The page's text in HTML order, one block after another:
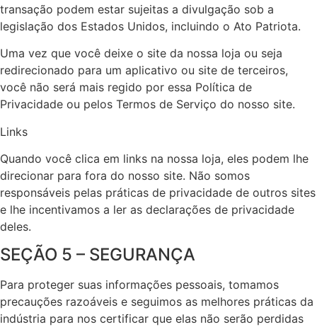
transação podem estar sujeitas a divulgação sob a
legislação dos Estados Unidos, incluindo o Ato Patriota.
Uma vez que você deixe o site da nossa loja ou seja
redirecionado para um aplicativo ou site de terceiros,
você não será mais regido por essa Política de
Privacidade ou pelos Termos de Serviço do nosso site.
Links
Quando você clica em links na nossa loja, eles podem lhe
direcionar para fora do nosso site. Não somos
responsáveis pelas práticas de privacidade de outros sites
e lhe incentivamos a ler as declarações de privacidade
deles.
SEÇÃO 5 – SEGURANÇA
Para proteger suas informações pessoais, tomamos
precauções razoáveis e seguimos as melhores práticas da
indústria para nos certificar que elas não serão perdidas